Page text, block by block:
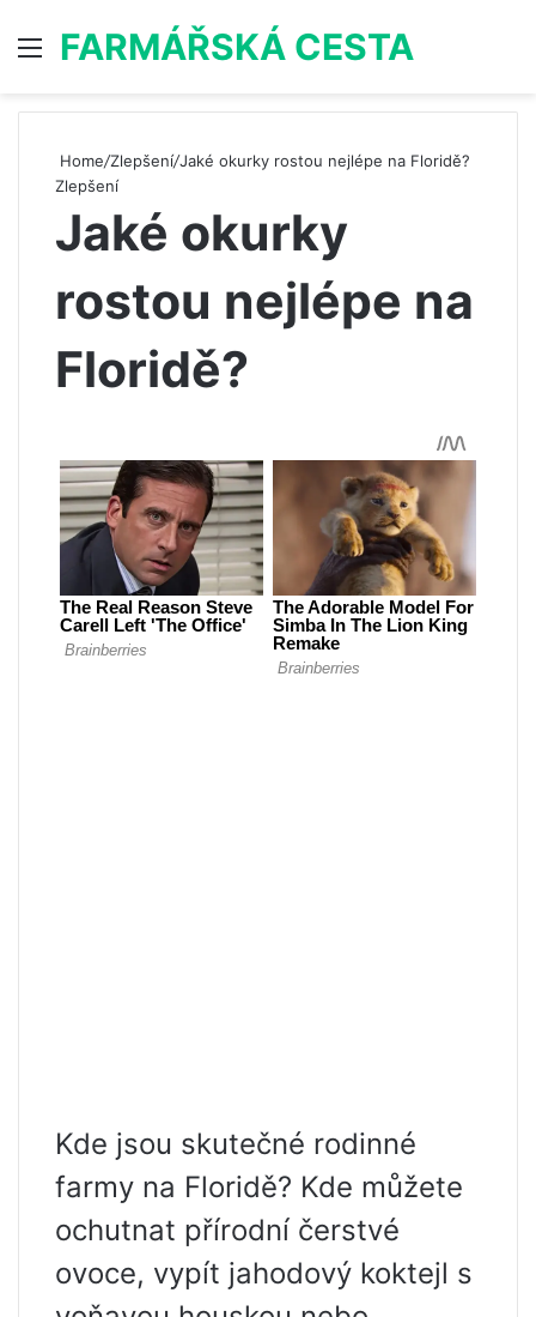
Menu
FARMÁŘSKÁ CESTA
Home/Zlepšení/Jaké okurky rostou nejlépe na Floridě?
Zlepšení
Jaké okurky
rostou nejlépe na
Floridě?
Kde jsou skutečné rodinné
farmy na Floridě? Kde můžete
ochutnat přírodní čerstvé
ovoce, vypít jahodový koktejl s